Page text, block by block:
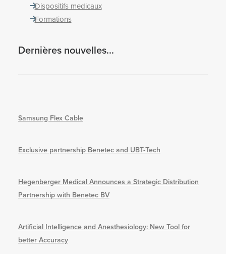
Dispositifs medicaux
Formations
Dernières nouvelles...
Samsung Flex Cable
Exclusive partnership Benetec and UBT-Tech
Hegenberger Medical Announces a Strategic Distribution
Partnership with Benetec BV
Artificial Intelligence and Anesthesiology: New Tool for
better Accuracy